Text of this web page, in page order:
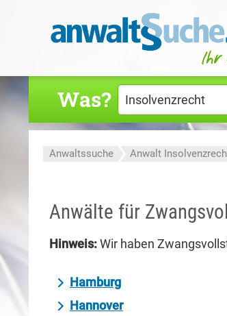
Was?
Anwaltssuche Anwalt
Anwälte für
Hinweis:Wir haben
Hamburg
Hannover